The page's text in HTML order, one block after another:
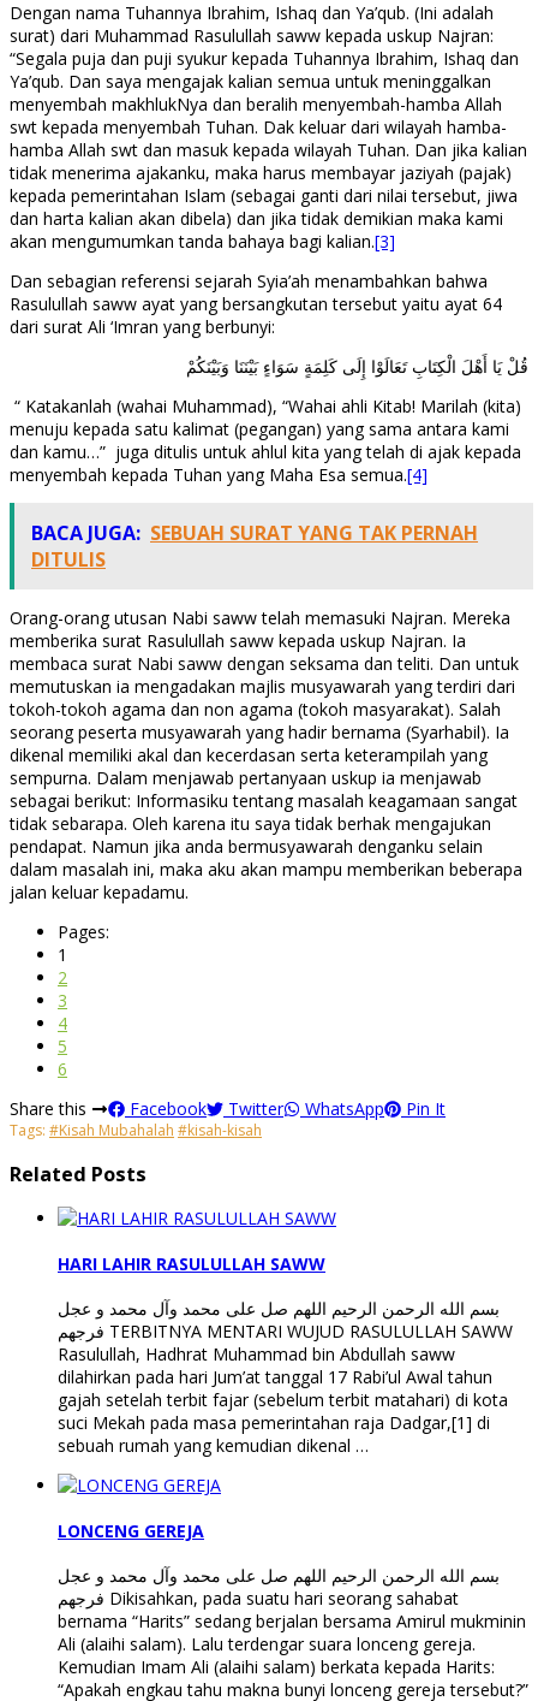
Dengan nama Tuhannya Ibrahim, Ishaq dan Ya’qub. (Ini adalah
surat) dari Muhammad Rasulullah saww kepada uskup Najran:
“Segala puja dan puji syukur kepada Tuhannya Ibrahim, Ishaq dan
Ya’qub. Dan saya mengajak kalian semua untuk meninggalkan
menyembah makhlukNya dan beralih menyembah-hamba Allah
swt kepada menyembah Tuhan. Dak keluar dari wilayah hamba-
hamba Allah swt dan masuk kepada wilayah Tuhan. Dan jika kalian
tidak menerima ajakanku, maka harus membayar jaziyah (pajak)
kepada pemerintahan Islam (sebagai ganti dari nilai tersebut, jiwa
dan harta kalian akan dibela) dan jika tidak demikian maka kami
akan mengumumkan tanda bahaya bagi kalian.[3]
Dan sebagian referensi sejarah Syia’ah menambahkan bahwa
Rasulullah saww ayat yang bersangkutan tersebut yaitu ayat 64
dari surat Ali ‘Imran yang berbunyi:
قُلْ يَا أَهْلَ الْكِتَابِ تَعَالَوْا إِلَى كَلِمَةٍ سَوَاءٍ بَيْنَنَا وَبَيْنَكُمْ
“ Katakanlah (wahai Muhammad), “Wahai ahli Kitab! Marilah (kita)
menuju kepada satu kalimat (pegangan) yang sama antara kami
dan kamu…” juga ditulis untuk ahlul kita yang telah di ajak kepada
menyembah kepada Tuhan yang Maha Esa semua.[4]
BACA JUGA: SEBUAH SURAT YANG TAK PERNAH
DITULIS
Orang-orang utusan Nabi saww telah memasuki Najran. Mereka
memberika surat Rasulullah saww kepada uskup Najran. Ia
membaca surat Nabi saww dengan seksama dan teliti. Dan untuk
memutuskan ia mengadakan majlis musyawarah yang terdiri dari
tokoh-tokoh agama dan non agama (tokoh masyarakat). Salah
seorang peserta musyawarah yang hadir bernama (Syarhabil). Ia
dikenal memiliki akal dan kecerdasan serta keterampilah yang
sempurna. Dalam menjawab pertanyaan uskup ia menjawab
sebagai berikut: Informasiku tentang masalah keagamaan sangat
tidak sebarapa. Oleh karena itu saya tidak berhak mengajukan
pendapat. Namun jika anda bermusyawarah denganku selain
dalam masalah ini, maka aku akan mampu memberikan beberapa
jalan keluar kepadamu.
Pages:
1
2
3
4
5
6
Share this
Facebook Twitter WhatsApp Pin It
Tags: #Kisah Mubahalah #kisah-kisah
Related Posts
HARI LAHIR RASULULLAH SAWW
بسم الله الرحمن الرحيم اللهم صل على محمد وآل محمد و عجل
فرجهم TERBITNYA MENTARI WUJUD RASULULLAH SAWW
Rasulullah, Hadhrat Muhammad bin Abdullah saww
dilahirkan pada hari Jum’at tanggal 17 Rabi’ul Awal tahun
gajah setelah terbit fajar (sebelum terbit matahari) di kota
suci Mekah pada masa pemerintahan raja Dadgar,[1] di
sebuah rumah yang kemudian dikenal …
LONCENG GEREJA
بسم الله الرحمن الرحيم اللهم صل على محمد وآل محمد و عجل
فرجهم Dikisahkan, pada suatu hari seorang sahabat
bernama “Harits” sedang berjalan bersama Amirul mukminin
Ali (alaihi salam). Lalu terdengar suara lonceng gereja.
Kemudian Imam Ali (alaihi salam) berkata kepada Harits:
“Apakah engkau tahu makna bunyi lonceng gereja tersebut?”